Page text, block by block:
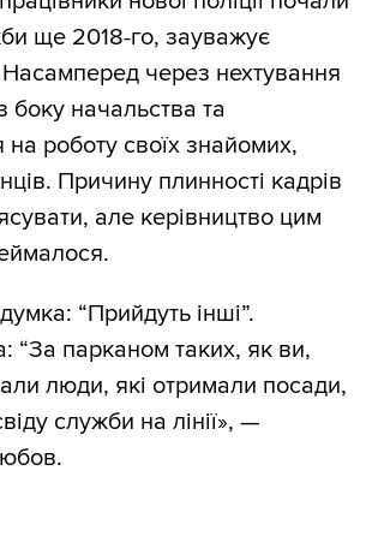
ще 2018-го, зауважує
через нехтування
начальства та
на роботу своїх знайомих,
Причину плинності кадрів
але керівництво цим
“Прийдуть інші”.
“За парканом таких, як ви,
люди, які отримали посади,
служби на лінії», —